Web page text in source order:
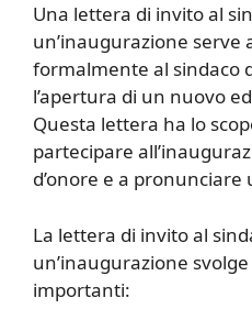
Una lettera di invito al
un’inaugurazione serve
formalmente al sindaco
l’apertura di un nuovo
Questa lettera ha lo
partecipare
d’onore e a
La lettera di invito al
un’inaugurazione
importanti: